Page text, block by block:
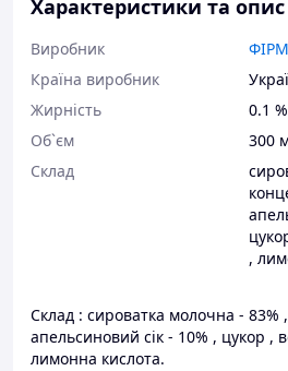
Характеристики та опис
Виробник
Країна виробник
Жирність
0.1 %
Об`єм
300
Склад
,
Склад : сироватка молочна - 83%
апельсиновий сік - 10% , цукор ,
лимонна кислота.